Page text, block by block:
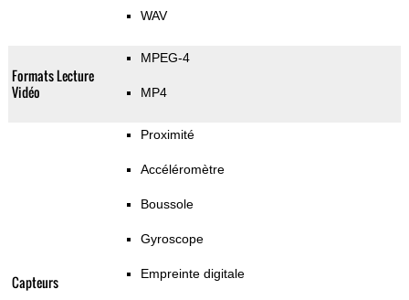
WAV
Formats Lecture
Vidéo
MPEG-4
MP4
Capteurs
Proximité
Accéléromètre
Boussole
Gyroscope
Empreinte digitale